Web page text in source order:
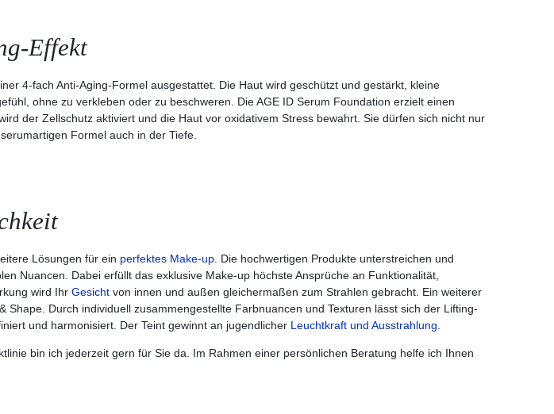
Effekt
4-fach Anti-Aging-Formel ausgestattet. Die Haut wird geschützt und gestärkt, kleine
ohne zu verkleben oder zu beschweren. Die AGE ID Serum Foundation erzielt einen
der Zellschutz aktiviert und die Haut vor oxidativem Stress bewahrt. Sie dürfen sich nicht nur
Formel auch in der Tiefe.
Lösungen für ein perfektes Make-up . Die hochwertigen Produkte unterstreichen und
Nuancen. Dabei erfüllt das exklusive Make-up höchste Ansprüche an Funktionalität,
wird Ihr Gesicht von innen und außen gleichermaßen zum Strahlen gebracht. Ein weiterer
Durch individuell zusammengestellte Farbnuancen und Texturen lässt sich der Lifting-
und harmonisiert. Der Teint gewinnt an jugendlicher Leuchtkraft und Ausstrahlung
bin ich jederzeit gern für Sie da. Im Rahmen einer persönlichen Beratung helfe ich Ihnen